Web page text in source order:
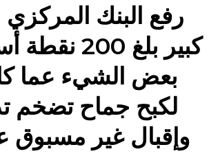
رفع البنك
بعض الشيء عما
لكبح جماح تضخم
وإقبال غير مسبوق